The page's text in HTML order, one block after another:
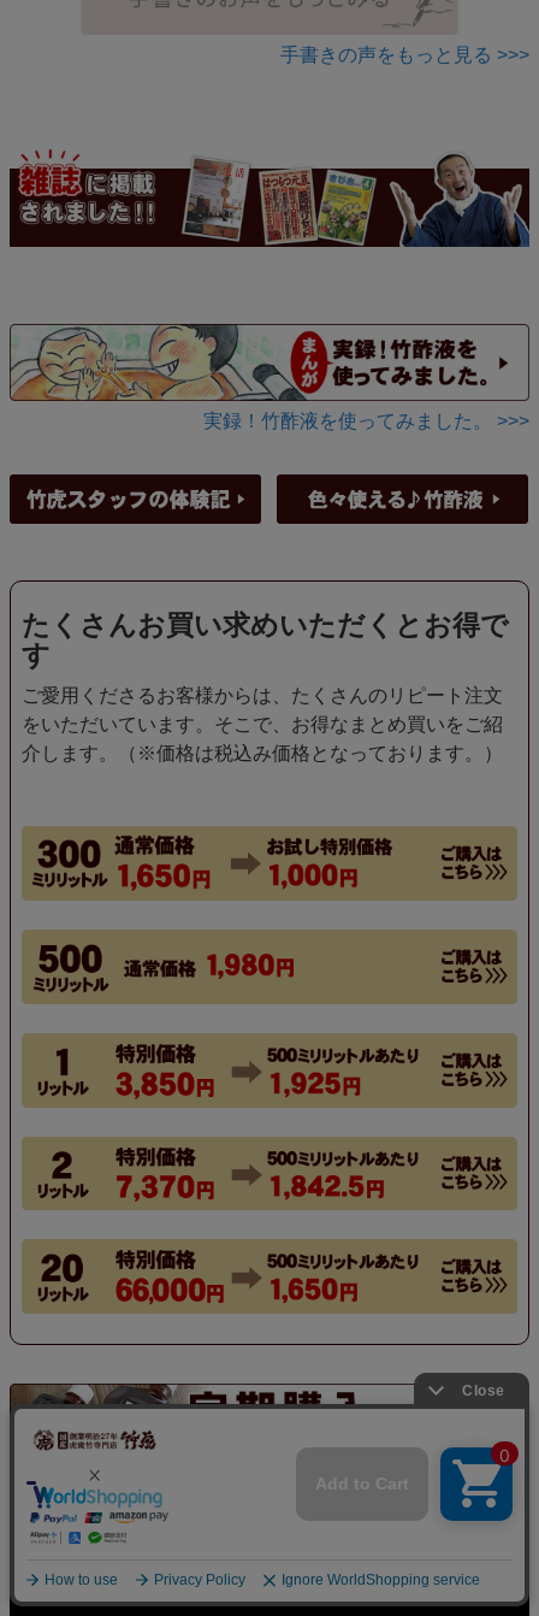
手書きの声をもっと見る >>>
実録！竹酢液を使ってみました。 >>>
たくさんお買い求めいただくとお得で
す
ご愛用くださるお客様からは、たくさんのリピート注文
をいただいています。そこで、お得なまとめ買いをご紹
介します。（※価格は税込み価格となっております。）